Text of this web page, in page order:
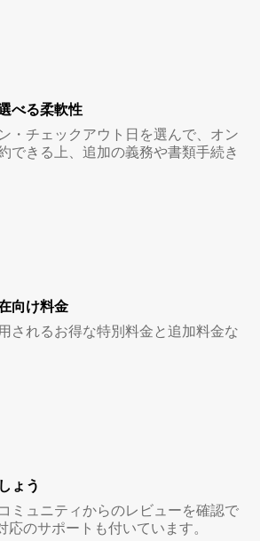
べる柔軟性
・チェックアウト日を選んで、オン
できる上、追加の義務や書類手続き
向け料金
されるお得な特別料金と追加料金な
ょう
ミュニティからのレビューを確認で
応のサポートも付いています。